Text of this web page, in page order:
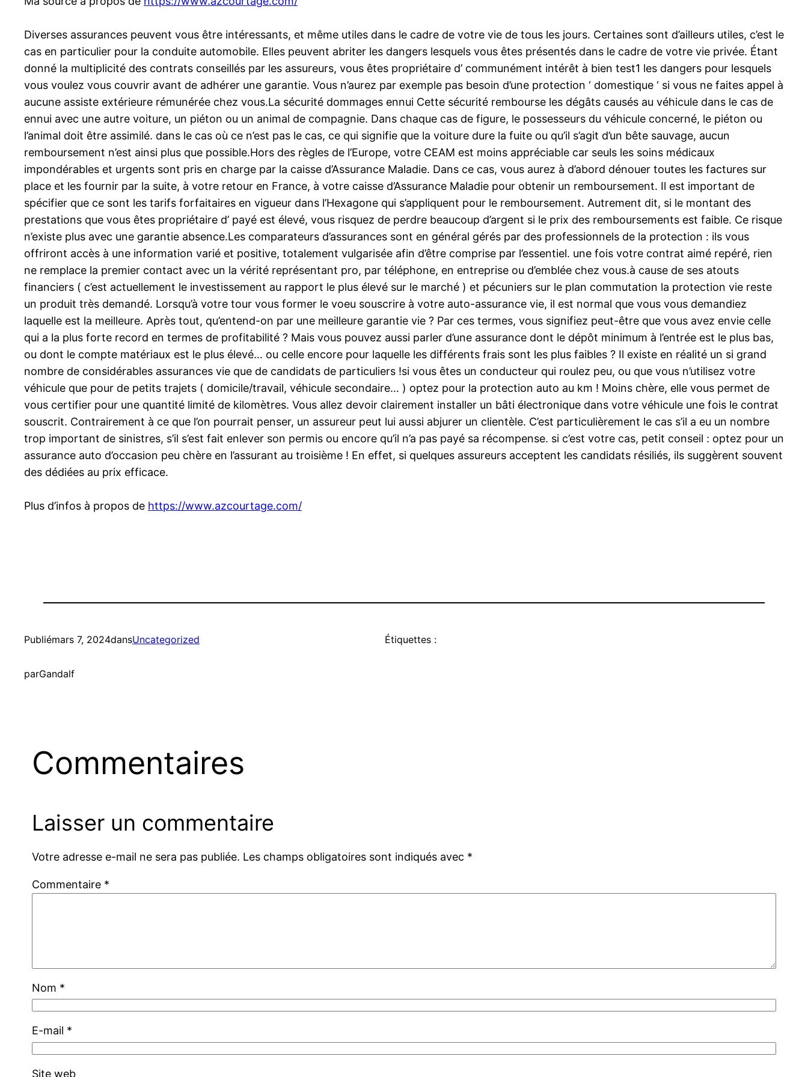
Diverses assurances peuvent vous être intéressants, et même utiles dans le cadre de votre vie de tous les jours. Certaines sont d’ailleurs utiles, c’est le
cas en particulier pour la conduite automobile. Elles peuvent abriter les dangers lesquels vous êtes présentés dans le cadre de votre vie privée. Étant
donné la multiplicité des contrats conseillés par les assureurs, vous êtes propriétaire d’ communément intérêt à bien test1 les dangers pour lesquels
vous voulez vous couvrir avant de adhérer une garantie. Vous n’aurez par exemple pas besoin d’une protection ‘ domestique ‘ si vous ne faites appel à
aucune assiste extérieure rémunérée chez vous.La sécurité dommages ennui Cette sécurité rembourse les dégâts causés au véhicule dans le cas de
ennui avec une autre voiture, un piéton ou un animal de compagnie. Dans chaque cas de figure, le possesseurs du véhicule concerné, le piéton ou
l’animal doit être assimilé. dans le cas où ce n’est pas le cas, ce qui signifie que la voiture dure la fuite ou qu’il s’agit d’un bête sauvage, aucun
remboursement n’est ainsi plus que possible.Hors des règles de l’Europe, votre CEAM est moins appréciable car seuls les soins médicaux
impondérables et urgents sont pris en charge par la caisse d’Assurance Maladie. Dans ce cas, vous aurez à d’abord dénouer toutes les factures sur
place et les fournir par la suite, à votre retour en France, à votre caisse d’Assurance Maladie pour obtenir un remboursement. Il est important de
spécifier que ce sont les tarifs forfaitaires en vigueur dans l’Hexagone qui s’appliquent pour le remboursement. Autrement dit, si le montant des
prestations que vous êtes propriétaire d’ payé est élevé, vous risquez de perdre beaucoup d’argent si le prix des remboursements est faible. Ce risque
n’existe plus avec une garantie absence.Les comparateurs d’assurances sont en général gérés par des professionnels de la protection : ils vous
offriront accès à une information varié et positive, totalement vulgarisée afin d’être comprise par l’essentiel. une fois votre contrat aimé repéré, rien
ne remplace la premier contact avec un la vérité représentant pro, par téléphone, en entreprise ou d’emblée chez vous.à cause de ses atouts
financiers ( c’est actuellement le investissement au rapport le plus élevé sur le marché ) et pécuniers sur le plan commutation la protection vie reste
un produit très demandé. Lorsqu’à votre tour vous former le voeu souscrire à votre auto-assurance vie, il est normal que vous vous demandiez
laquelle est la meilleure. Après tout, qu’entend-on par une meilleure garantie vie ? Par ces termes, vous signifiez peut-être que vous avez envie celle
qui a la plus forte record en termes de profitabilité ? Mais vous pouvez aussi parler d’une assurance dont le dépôt minimum à l’entrée est le plus bas,
ou dont le compte matériaux est le plus élevé… ou celle encore pour laquelle les différents frais sont les plus faibles ? Il existe en réalité un si grand
nombre de considérables assurances vie que de candidats de particuliers !si vous êtes un conducteur qui roulez peu, ou que vous n’utilisez votre
véhicule que pour de petits trajets ( domicile/travail, véhicule secondaire… ) optez pour la protection auto au km ! Moins chère, elle vous permet de
vous certifier pour une quantité limité de kilomètres. Vous allez devoir clairement installer un bâti électronique dans votre véhicule une fois le contrat
souscrit. Contrairement à ce que l’on pourrait penser, un assureur peut lui aussi abjurer un clientèle. C’est particulièrement le cas s’il a eu un nombre
trop important de sinistres, s’il s’est fait enlever son permis ou encore qu’il n’a pas payé sa récompense. si c’est votre cas, petit conseil : optez pour un
assurance auto d’occasion peu chère en l’assurant au troisième ! En effet, si quelques assureurs acceptent les candidats résiliés, ils suggèrent souvent
des dédiées au prix efficace.
Plus d’infos à propos de https://www.azcourtage.com/
Publiémars 7, 2024dansUncategorized
parGandalf
Étiquettes :
Commentaires
Laisser un commentaire
Votre adresse e-mail ne sera pas publiée. Les champs obligatoires sont indiqués avec *
Commentaire *
Nom *
E-mail *
Site web